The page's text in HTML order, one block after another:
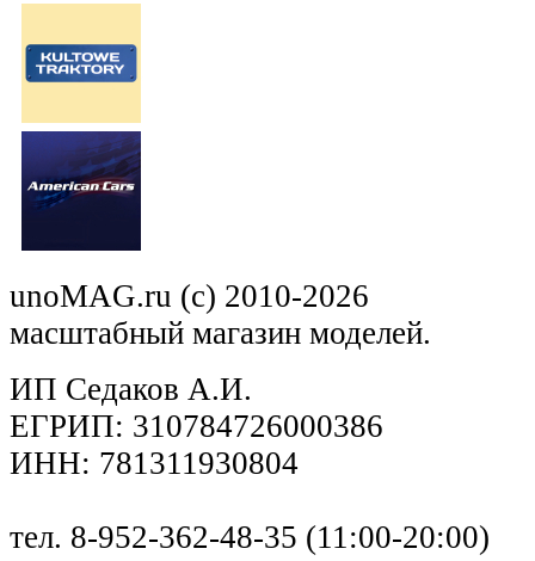
unoMAG.ru (c) 2010-2026
масштабный магазин моделей.
ИП Седаков А.И.
ЕГРИП: 310784726000386
ИНН: 781311930804
тел. 8-952-362-48-35 (11:00-20:00)